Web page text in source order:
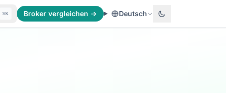
⌘K Broker vergleichen → Deutsch